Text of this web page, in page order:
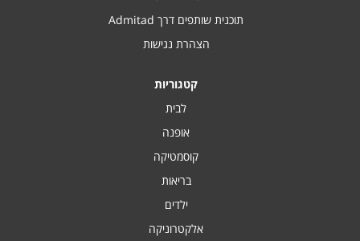
תוכנית שותפים דרך Admitad
הצהרת נגישות
קטגוריות
לבית
אופנה
קוסמטיקה
בריאות
ילדים
אלקטרוניקה